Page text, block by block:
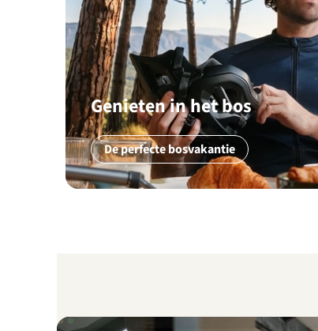
Genieten in het bos
De perfecte bosvakantie